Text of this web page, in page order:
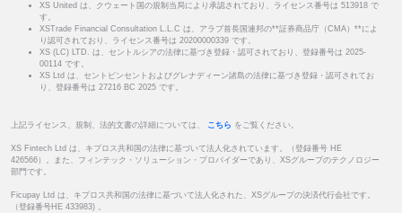
XS United は、クウェート国の規制当局により承認されており、ライセンス番号は 513918 で
す。
XSTrade Financial Consultation L.L.C は、アラブ首長国連邦の**証券商品庁（CMA）**によ
り認可されており、ライセンス番号は 20200000339 です。
XS (LC) LTD. は、セントルシアの法律に基づき登録・認可されており、登録番号は 2025-
00114 です。
XS Ltd は、セントビンセントおよびグレナディーン諸島の法律に基づき登録・認可されてお
り、登録番号は 27216 BC 2025 です。
上記ライセンス、規制、法的文書の詳細については、 こちら をご覧ください。
XS Fintech Ltd は、キプロス共和国の法律に基づいて法人化されています。（登録番号 HE
426566）。また、フィンテック・ソリューション・プロバイダーであり、XSグループのテクノロジー
部門です。
Ficupay Ltd は、キプロス共和国の法律に基づいて法人化された、XSグループの決済代行会社です。
（登録番号HE 433983) 。